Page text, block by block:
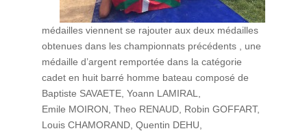
médailles viennent se rajouter aux deux médailles
obtenues dans les championnats précédents , une
médaille d’argent remportée dans la catégorie
cadet en huit barré homme bateau composé de
Baptiste SAVAETE, Yoann LAMIRAL,
Emile MOIRON, Theo RENAUD, Robin GOFFART,
Louis CHAMORAND, Quentin DEHU,